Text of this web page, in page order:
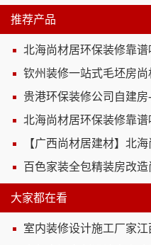
推荐产品
北海尚材居环保装修靠
钦州装修一站式毛坯房尚
贵港环保装修公司自建
北海尚材居环保装修靠谱
【广西尚材居建材】北
百色家装全包精装房改造
大家都在看
室内装修设计施工厂家